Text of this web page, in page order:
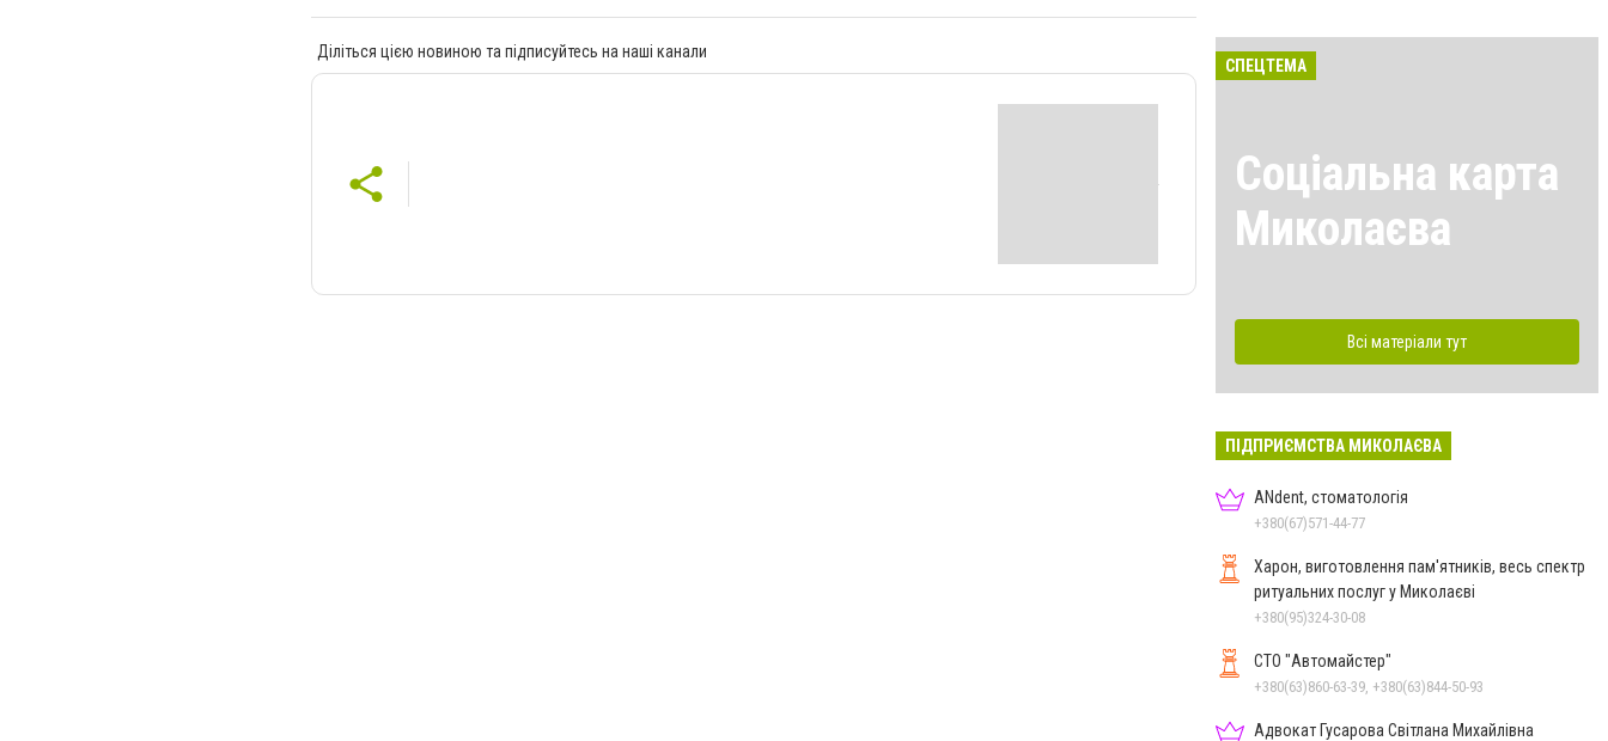
Діліться цією новиною та підписуйтесь на наші канали
СПЕЦТЕМА
Соціальна карта
Миколаєва
Всі матеріали тут
ПІДПРИЄМСТВА МИКОЛАЄВА
ANdent, стоматологія
+380(67)571-44-77
Харон, виготовлення пам'ятників, весь спектр
ритуальних послуг у Миколаєві
+380(95)324-30-08
СТО "Автомайстер"
+380(63)860-63-39, +380(63)844-50-93
Адвокат Гусарова Світлана Михайлівна